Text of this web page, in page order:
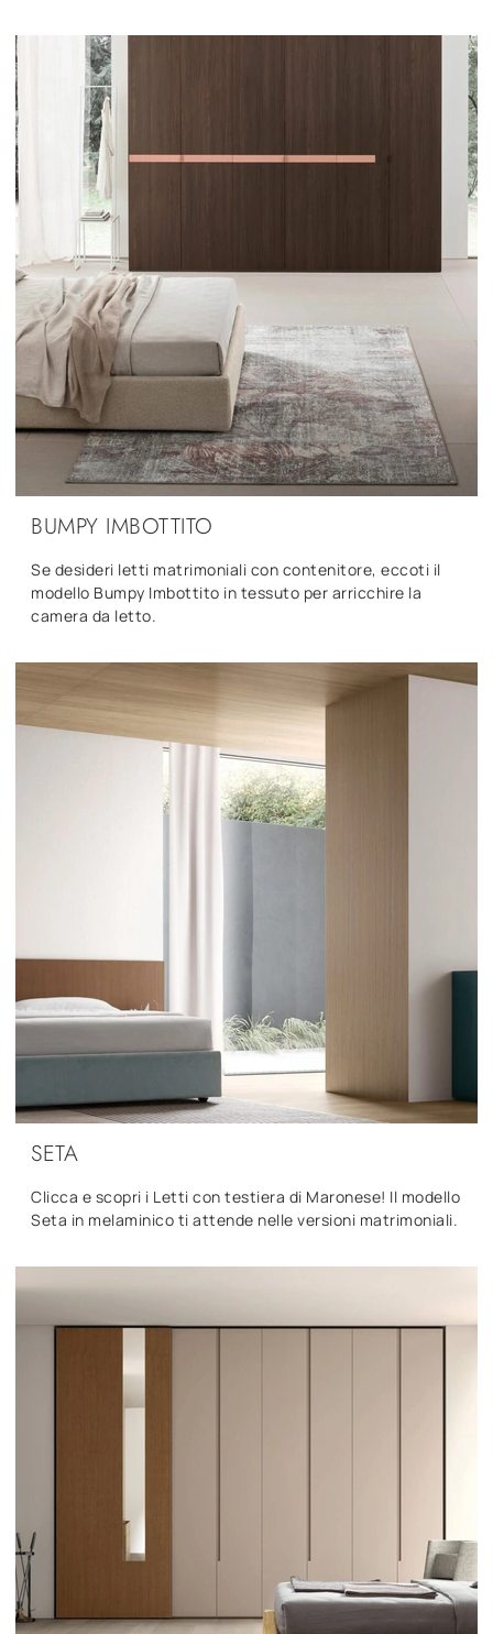
BUMPY IMBOTTITO
Se desideri letti matrimoniali con contenitore, eccoti il
modello Bumpy Imbottito in tessuto per arricchire la
camera da letto.
SETA
Clicca e scopri i Letti con testiera di Maronese! Il modello
Seta in melaminico ti attende nelle versioni matrimoniali.